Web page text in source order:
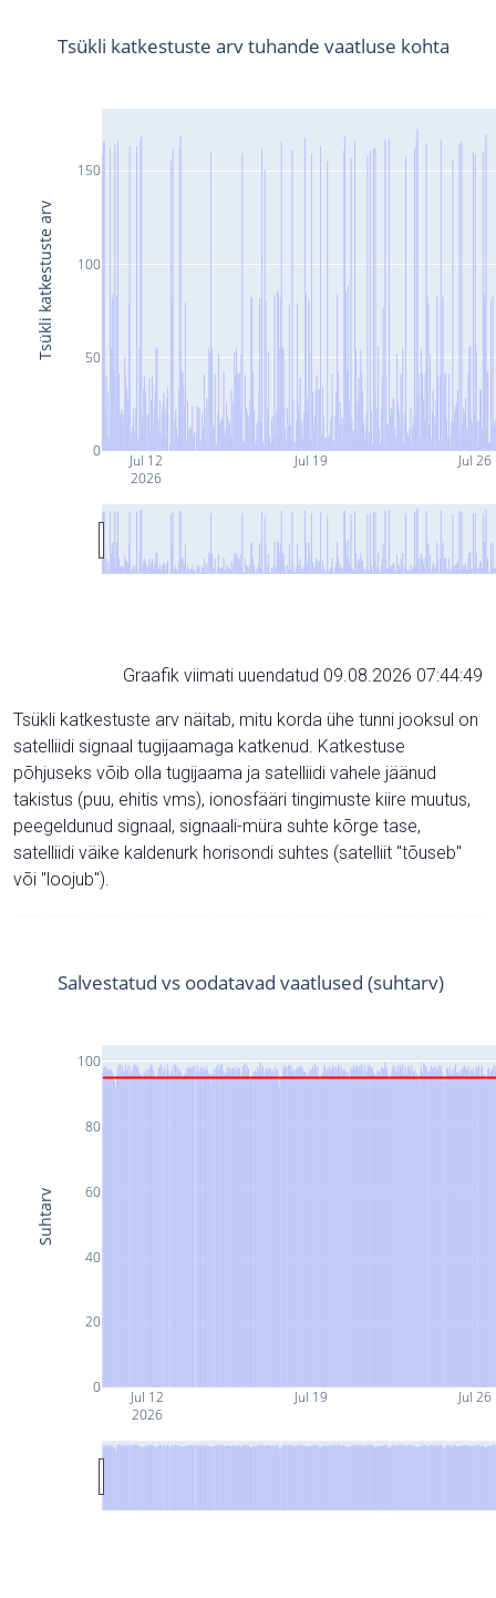
Jul 12
2026
Jul 19 Jul 26
0
50
100
150
Tsükli katkestuste arv tuhande vaatluse kohta
Tsükli katkestuste arv
Graafik viimati uuendatud 09.08.2026 07:44:49
Tsükli katkestuste arv näitab, mitu korda ühe tunni jooksul on
satelliidi signaal tugijaamaga katkenud. Katkestuse
põhjuseks võib olla tugijaama ja satelliidi vahele jäänud
takistus (puu, ehitis vms), ionosfääri tingimuste kiire muutus,
peegeldunud signaal, signaali-müra suhte kõrge tase,
satelliidi väike kaldenurk horisondi suhtes (satelliit "tõuseb"
või "loojub").
Jul 12
2026
Jul 19 Jul 26
0
20
40
60
80
100
Salvestatud vs oodatavad vaatlused (suhtarv)
Suhtarv